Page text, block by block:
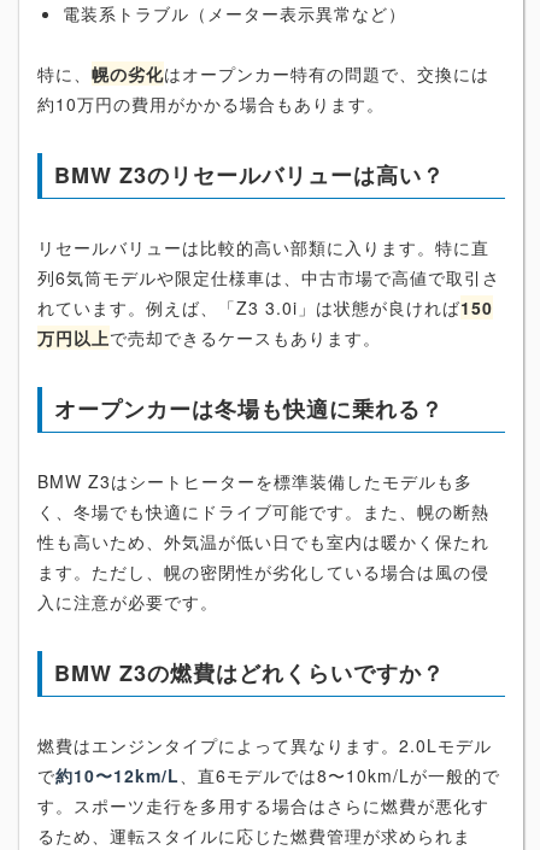
電装系トラブル（メーター表示異常など）
特に、 幌の劣化はオープンカー特有の問題で、交換には
約10万円の費用がかかる場合もあります。
BMW Z3のリセールバリューは高い？
リセールバリューは比較的高い部類に入ります。特に直
列6気筒モデルや限定仕様車は、中古市場で高値で取引さ
れています。例えば、「Z3 3.0i」は状態が良ければ150
万円以上で売却できるケースもあります。
オープンカーは冬場も快適に乗れる？
BMW Z3はシートヒーターを標準装備したモデルも多
く、冬場でも快適にドライブ可能です。また、幌の断熱
性も高いため、外気温が低い日でも室内は暖かく保たれ
ます。ただし、幌の密閉性が劣化している場合は風の侵
入に注意が必要です。
BMW Z3の燃費はどれくらいですか？
燃費はエンジンタイプによって異なります。2.0Lモデル
で約10〜12km/L、直6モデルでは8〜10km/Lが一般的で
す。スポーツ走行を多用する場合はさらに燃費が悪化す
るため、運転スタイルに応じた燃費管理が求められま